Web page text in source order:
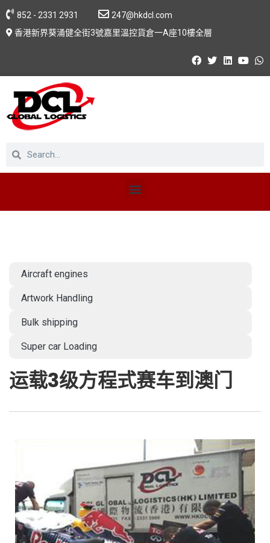
852 - 2331 2931
247@hkdcl.com
香港新界葵涌健全街3號嘉里溫控貨倉一A座10樓全層
Aircraft engines
Artwork Handling
Bulk shipping
Super car Loading
运载3级方程式赛车到澳门